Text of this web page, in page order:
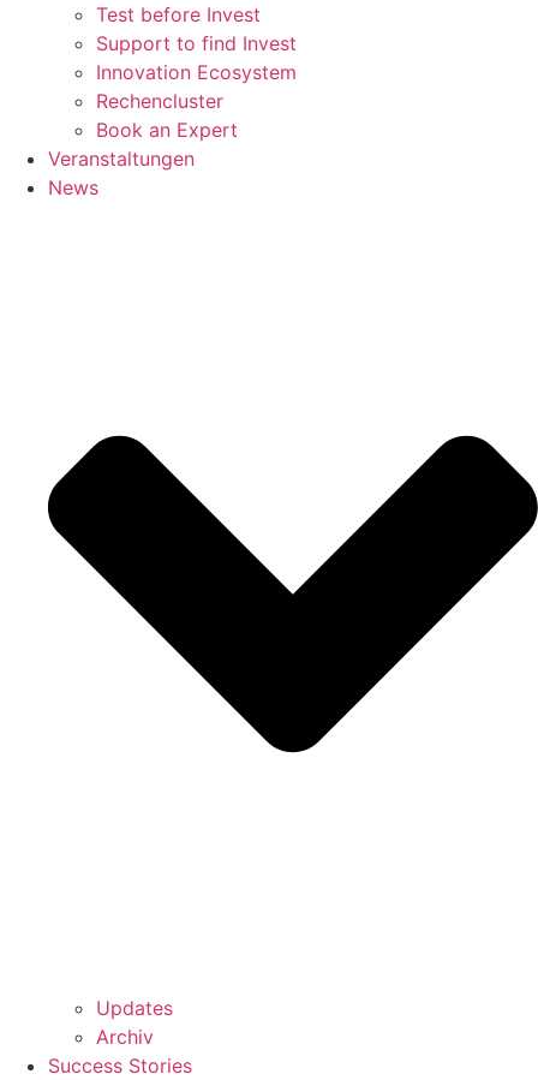
Test before Invest
Support to find Invest
Innovation Ecosystem
Rechencluster​
Book an Expert
Veranstaltungen
News
Updates
Archiv
Success Stories